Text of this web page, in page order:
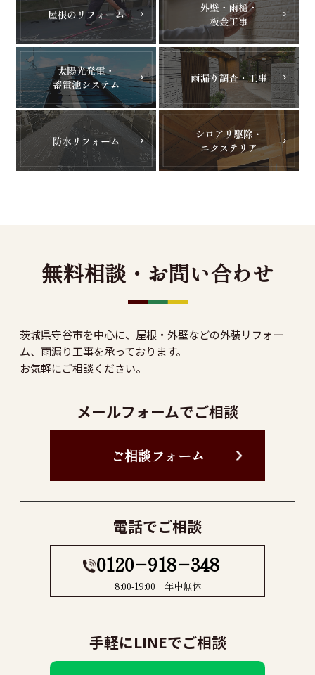
無料相談・お問い合わせ
茨城県守谷市を中心に、屋根・外壁などの外装リフォー
ム、雨漏り工事を承っております。
お気軽にご相談ください。
メールフォームでご相談
ご相談フォーム
電話でご相談
0120−918−348
8:00-19:00 年中無休
手軽にLINEでご相談